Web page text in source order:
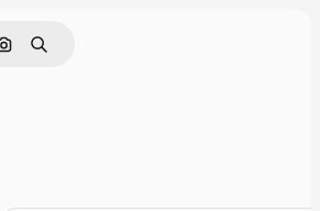
Buscar por imagen
Buscar